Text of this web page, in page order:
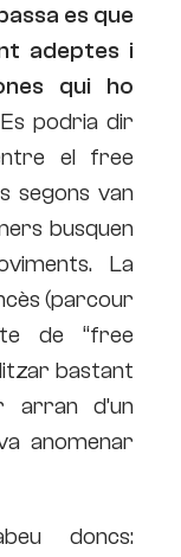
es que
adeptes i
qui ho
podria dir
el free
segons van
busquen
La
(parcour
de “free
bastant
d’un
anomenar
doncs: